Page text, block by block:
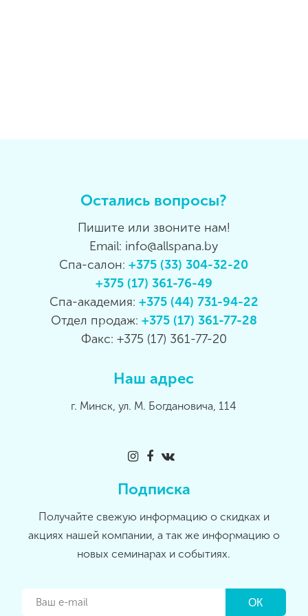
Остались вопросы?
Пишите или звоните нам!
Email: info@allspana.by
Спа-салон:+375 (33) 304-32-20
+375 (17) 361-76-49
Спа-академия: +375 (44) 731-94-22
Отдел продаж: +375 (17) 361-77-28
Факс: +375 (17) 361-77-20
Наш адрес
г. Минск, ул. М. Богдановича, 114
Подписка
Получайте свежую информацию о скидках и
акциях нашей компании, а так же информацию о
новых семинарах и событиях.